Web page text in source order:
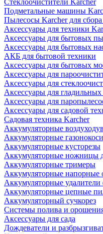
Стеклоочистители Karcher
Подметальные машины
Пылесосы Karcher для
Аксессуары для техники
Аксессуары для бытовых
Аксессуары для бытовых
АКБ для бытовой техники
Аксессуары для бытовых
Аксессуары для
Аксессуары для
Аксессуары для
Аксессуары для
Аксессуары для садовой
Садовая техника Karcher
Аккумуляторные
Аккумуляторные
Аккумуляторные кусторезы
Аккумуляторные ножницы
Аккумуляторные тримеры
Аккумуляторные напорные
Аккумуляторные удалители
Аккумуляторные цепные
Аккумуляторный сучкорез
Системы полива и
Аксессуары для сада
Дождеватели и